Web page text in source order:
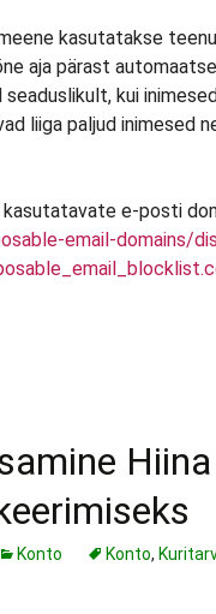
kasutatakse
aja pärast
kui
liiga paljud inimesed
e-posti
email-domains/
Konto Konto,